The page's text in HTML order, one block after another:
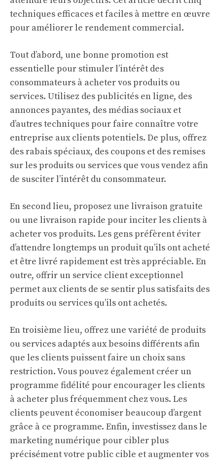
techniques efficaces et faciles à mettre en œuvre
pour améliorer le rendement commercial.
Tout d’abord, une bonne promotion est
essentielle pour stimuler l’intérêt des
consommateurs à acheter vos produits ou
services. Utilisez des publicités en ligne, des
annonces payantes, des médias sociaux et
d’autres techniques pour faire connaître votre
entreprise aux clients potentiels. De plus, offrez
des rabais spéciaux, des coupons et des remises
sur les produits ou services que vous vendez afin
de susciter l’intérêt du consommateur.
En second lieu, proposez une livraison gratuite
ou une livraison rapide pour inciter les clients à
acheter vos produits. Les gens préfèrent éviter
d’attendre longtemps un produit qu’ils ont acheté
et être livré rapidement est très appréciable. En
outre, offrir un service client exceptionnel
permet aux clients de se sentir plus satisfaits des
produits ou services qu’ils ont achetés.
En troisième lieu, offrez une variété de produits
ou services adaptés aux besoins différents afin
que les clients puissent faire un choix sans
restriction. Vous pouvez également créer un
programme fidélité pour encourager les clients
à acheter plus fréquemment chez vous. Les
clients peuvent économiser beaucoup d’argent
grâce à ce programme. Enfin, investissez dans le
marketing numérique pour cibler plus
précisément votre public cible et augmenter vos